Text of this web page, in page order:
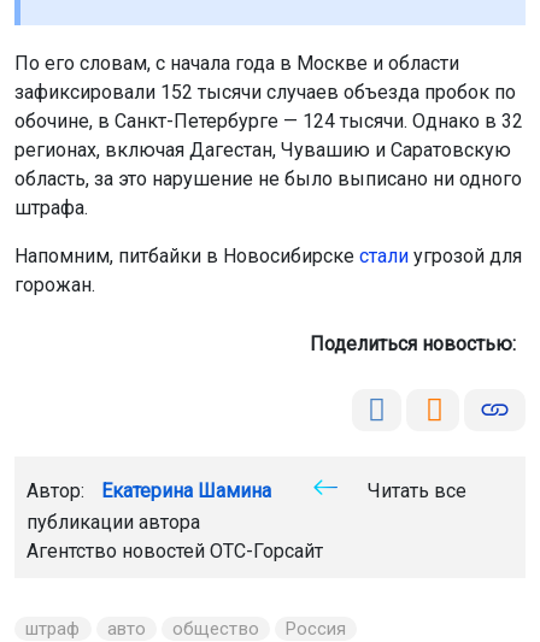
По его словам, с начала года в Москве и области
зафиксировали 152 тысячи случаев объезда пробок по
обочине, в Санкт-Петербурге — 124 тысячи. Однако в 32
регионах, включая Дагестан, Чувашию и Саратовскую
область, за это нарушение не было выписано ни одного
штрафа.
Напомним, питбайки в Новосибирске стали угрозой для
горожан.
Поделиться новостью:
Автор: Екатерина Шамина
Читать все
публикации автора
Агентство новостей ОТС-Горсайт
штраф авто общество Россия